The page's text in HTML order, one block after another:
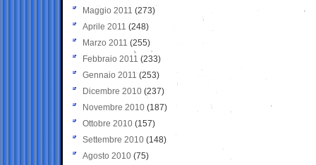
Maggio 2011 (273)
Aprile 2011 (248)
Marzo 2011 (255)
Febbraio 2011 (233)
Gennaio 2011 (253)
Dicembre 2010 (237)
Novembre 2010 (187)
Ottobre 2010 (157)
Settembre 2010 (148)
Agosto 2010 (75)